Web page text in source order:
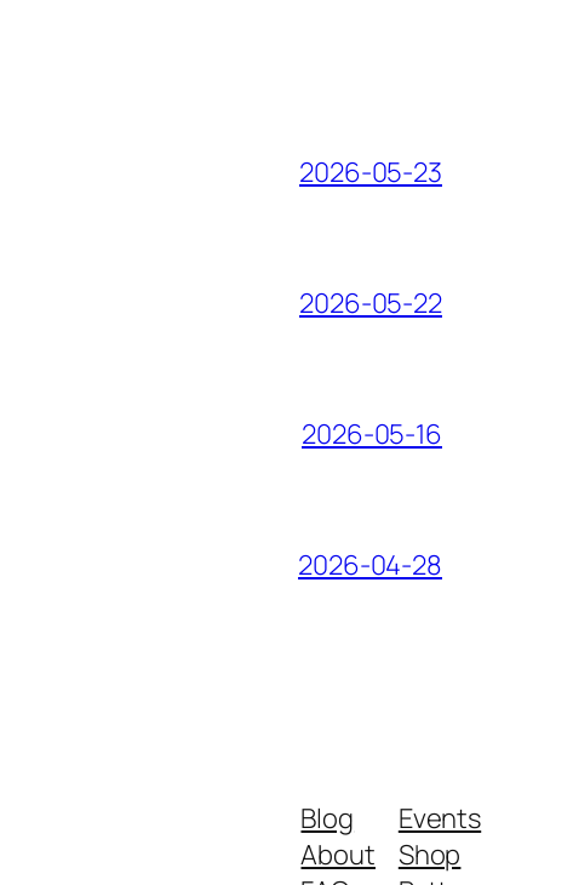
2026-05-23
2026-05-22
2026-05-16
2026-04-28
Blog
About
Events
Shop